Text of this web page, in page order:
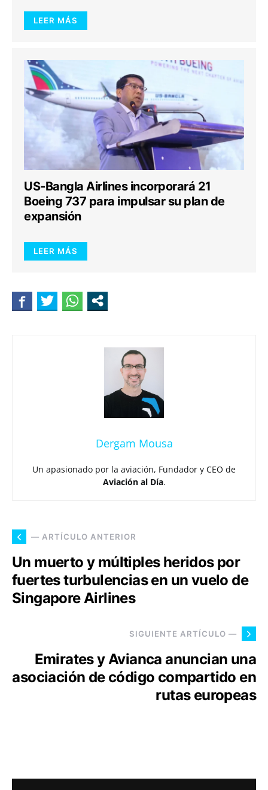
LEER MÁS
US-Bangla Airlines incorporará 21
Boeing 737 para impulsar su plan de
expansión
LEER MÁS
Dergam Mousa
Un apasionado por la aviación, Fundador y CEO de
Aviación al Día.
— ARTÍCULO ANTERIOR
Un muerto y múltiples heridos por
fuertes turbulencias en un vuelo de
Singapore Airlines
SIGUIENTE ARTÍCULO —
Emirates y Avianca anuncian una
asociación de código compartido en
rutas europeas